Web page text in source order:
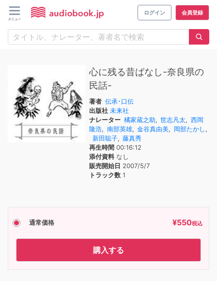
ログイン 会員登録
心に残る昔ばなし-奈良県の
民話-
著者 伝承･口伝
出版社 未来社
ナレーター 橘家蔵之助, 世志凡太, 西岡
隆浩, 南部英雄, 金谷真由美, 岡部たかし,
新田聡子, 藤真秀
再生時間 00:16:12
添付資料なし
販売開始日 2007/5/7
トラック数 1
通常価格 ¥550税込
購入する